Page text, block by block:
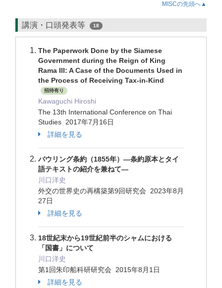
MISCの先頭へ▲
講演・口頭発表等 18
The Paperwork Done by the Siamese
Government during the Reign of King
Rama III: A Case of the Documents Used in
the Process of Receiving Tax-in-Kind
招待有り
Kawaguchi Hiroshi
The 13th International Conference on Thai
Studies 2017年7月16日
詳細を見る
バウリング条約（1855年）―条約原本とタイ
語テキストの紹介を兼ねて―
川口洋史
外交の世界史の再構築第9回研究会 2023年8月
27日
詳細を見る
18世紀末から19世紀前半のシャムにおける
「国書」について
川口洋史
第1回朱印船科研研究会 2015年8月1日
詳細を見る